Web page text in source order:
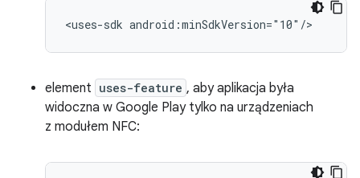
<uses-sdk android:minSdkVersion="10"/>
element uses-feature , aby aplikacja była
widoczna w Google Play tylko na urządzeniach
z modułem NFC: